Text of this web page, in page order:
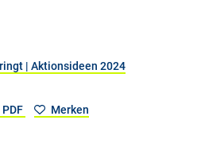
| Aktionsideen 2024
Merken